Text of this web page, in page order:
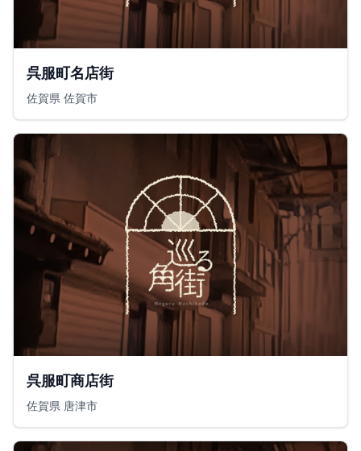
呉服町名店街
佐賀県 佐賀市
呉服町商店街
佐賀県 唐津市